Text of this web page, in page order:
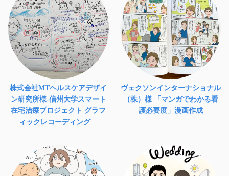
株式会社MTヘルスケアデザイ
ン研究所様-信州大学スマート
在宅治療プロジェクト グラフ
ィックレコーディング
ヴェクソンインターナショナル
（株）様 「マンガでわかる看
護必要度」漫画作成